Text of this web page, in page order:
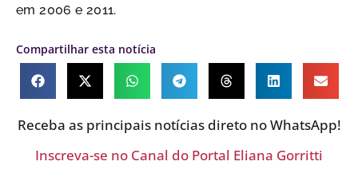
em 2006 e 2011.
Compartilhar esta notícia
Receba as principais notícias direto no WhatsApp!
Inscreva-se no Canal do Portal Eliana Gorritti